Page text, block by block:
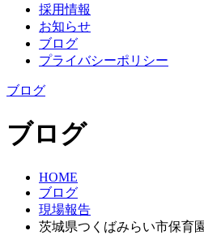
採用情報
お知らせ
ブログ
プライバシーポリシー
ブログ
ブログ
HOME
ブログ
現場報告
茨城県つくばみらい市保育